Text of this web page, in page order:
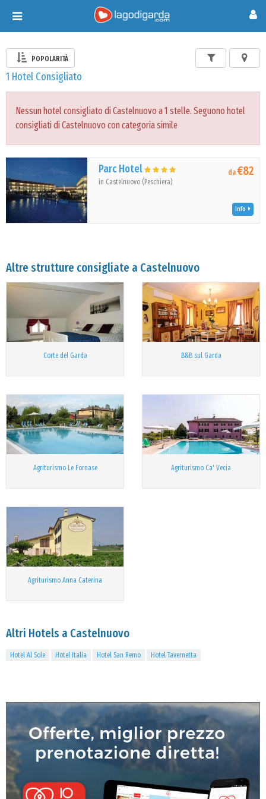
Toggle
navigation
POPOLARITÀ
1 Hotel Consigliato
Nessun hotel consigliato di Castelnuovo a 1 stelle. Seguono hotel
consigliati di Castelnuovo con categoria simile
Parc Hotel
in Castelnuovo (Peschiera)
da€82
Info
Altre strutture consigliate a Castelnuovo
Corte del Garda B&B sul Garda
Agriturismo Le Fornase Agriturismo Ca' Vecia
Agriturismo Anna Caterina
Altri Hotels a Castelnuovo
Hotel Al Sole Hotel Italia Hotel San Remo Hotel Tavernetta